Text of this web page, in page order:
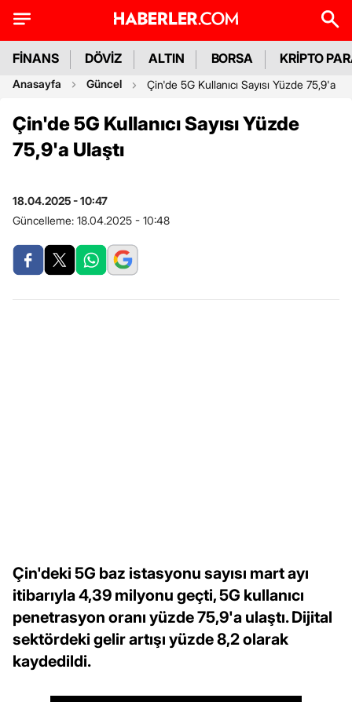
FİNANS DÖVİZ ALTIN BORSA KRİPTO
Anasayfa Güncel Çin'de 5G Kullanıcı Sayısı Yüzde 75,9'a
Çin'de 5G Kullanıcı Sayısı Yüzde
75,9'a Ulaştı
18.04.2025 - 10:47
Güncelleme: 18.04.2025 - 10:48
Çin'deki 5G baz istasyonu sayısı mart ayı
itibarıyla 4,39 milyonu geçti, 5G kullanıcı
penetrasyon oranı yüzde 75,9'a ulaştı. Dijital
sektördeki gelir artışı yüzde 8,2 olarak
kaydedildi.